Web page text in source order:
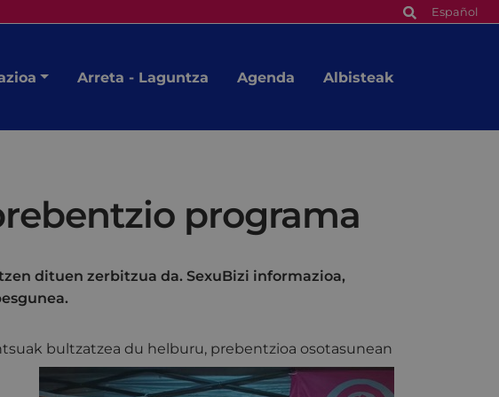
Español
Arreta - Laguntza Agenda Albisteak
programa
dituen zerbitzua da. SexuBizi informazioa,
bultzatzea du helburu, prebentzioa osotasunean